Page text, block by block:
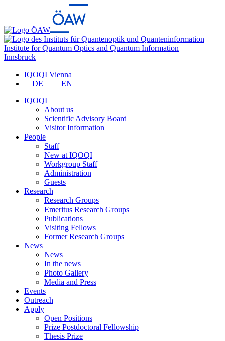
Institute for Quantum Optics and Quantum Information
Innsbruck
IQOQI Vienna
DE
EN
IQOQI
About us
Scientific Advisory Board
Visitor Information
People
Staff
New at IQOQI
Workgroup Staff
Administration
Guests
Research
Research Groups
Emeritus Research Groups
Publications
Visiting Fellows
Former Research Groups
News
News
In the news
Photo Gallery
Media and Press
Events
Outreach
Apply
Open Positions
Prize Postdoctoral Fellowship
Thesis Prize